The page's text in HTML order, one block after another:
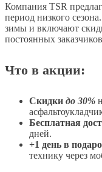
Компания TSR
период низкого
зимы и включают
постоянных
Что в акции:
Скидки до 30%
Бесплатная
дней.
+1 день в
технику через